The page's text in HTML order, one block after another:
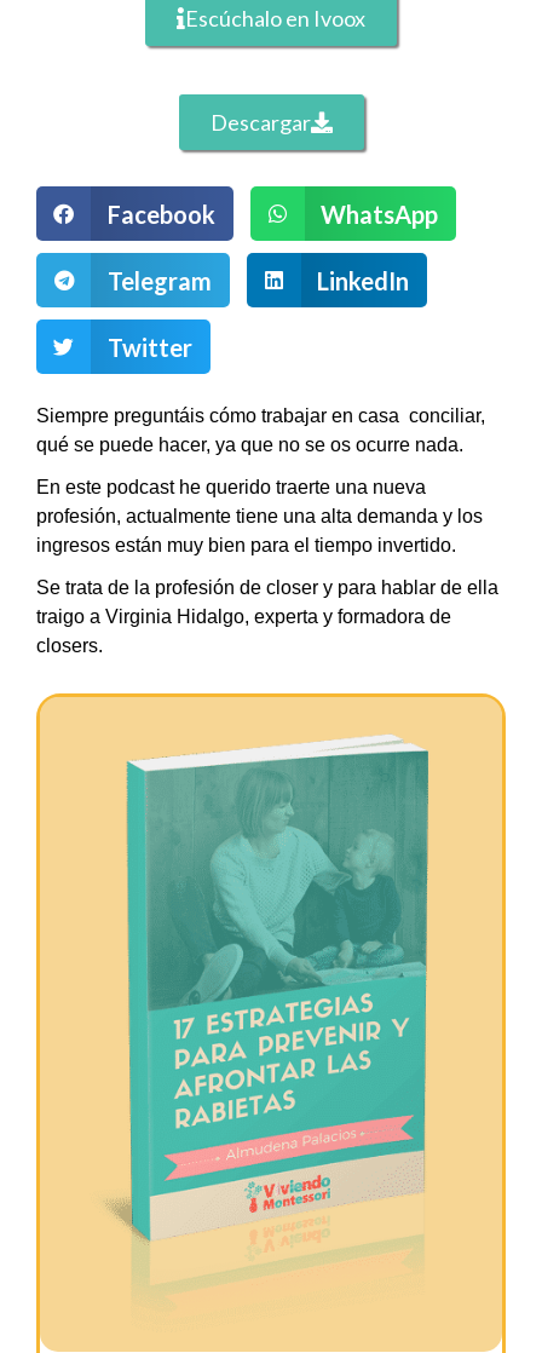
Escúchalo en Ivoox
Descargar
Facebook WhatsApp
Telegram LinkedIn
Twitter
Siempre preguntáis cómo trabajar en casa  conciliar,
qué se puede hacer, ya que no se os ocurre nada.
En este podcast he querido traerte una nueva
profesión, actualmente tiene una alta demanda y los
ingresos están muy bien para el tiempo invertido.
Se trata de la profesión de closer y para hablar de ella
traigo a Virginia Hidalgo, experta y formadora de
closers.